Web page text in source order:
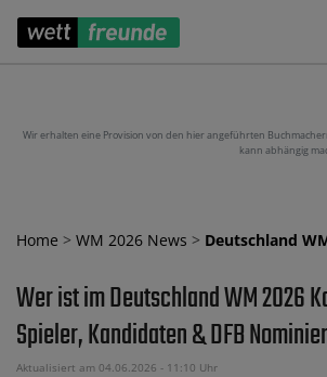
Wir erhalten eine Provision von den hier angeführten
kann abhängig
Home > WM 2026 News > Deutschland
Wer ist im Deutschland WM 2026
Spieler, Kandidaten & DFB
Aktualisiert am 04.06.2026 - 11:10 Uhr